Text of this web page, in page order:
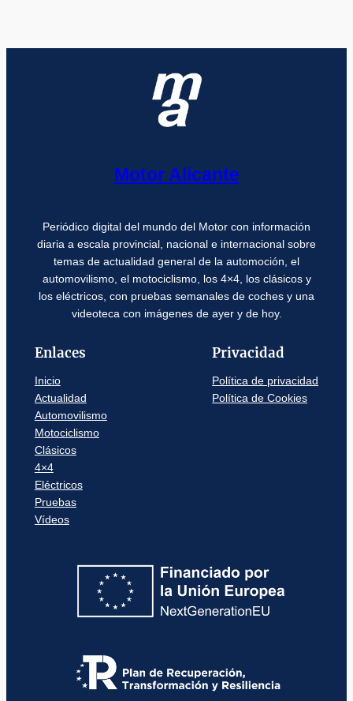
Motor Alicante
Periódico digital del mundo del Motor con información
diaria a escala provincial, nacional e internacional sobre
temas de actualidad general de la automoción, el
automovilismo, el motociclismo, los 4×4, los clásicos y
los eléctricos, con pruebas semanales de coches y una
videoteca con imágenes de ayer y de hoy.
Enlaces
Inicio
Actualidad
Automovilismo
Motociclismo
Clásicos
4×4
Eléctricos
Pruebas
Vídeos
Privacidad
Política de privacidad
Política de Cookies